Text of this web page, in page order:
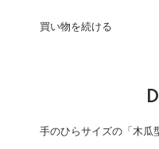
買い物を続ける
手のひらサイズの「木瓜